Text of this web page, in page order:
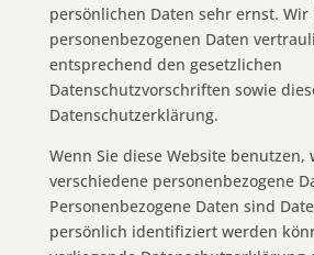
persönlichen Daten sehr ernst.
personenbezogenen Daten
entsprechend den gesetzlichen
Datenschutzvorschriften sowie
Datenschutzerklärung.
Wenn Sie diese Website benutzen,
verschiedene personenbezogene
Personenbezogene Daten sind
persönlich identifiziert werden